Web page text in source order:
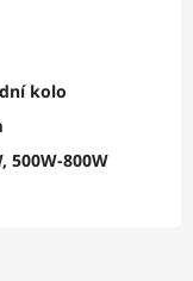
kolo
500W-800W